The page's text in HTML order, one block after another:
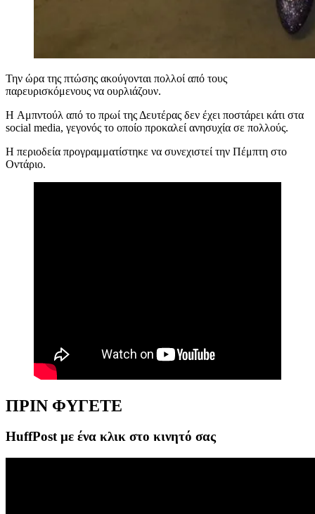
Την ώρα της πτώσης ακούγονται πολλοί από τους
παρευρισκόμενους να ουρλιάζουν.
H Αμπντούλ από το πρωί της Δευτέρας δεν έχει ποστάρει κάτι στα
social media, γεγονός το οποίο προκαλεί ανησυχία σε πολλούς.
Η περιοδεία προγραμματίστηκε να συνεχιστεί την Πέμπτη στο
Οντάριο.
ΠΡΙΝ ΦΥΓΕΤΕ
HuffPost με ένα κλικ στο κινητό σας